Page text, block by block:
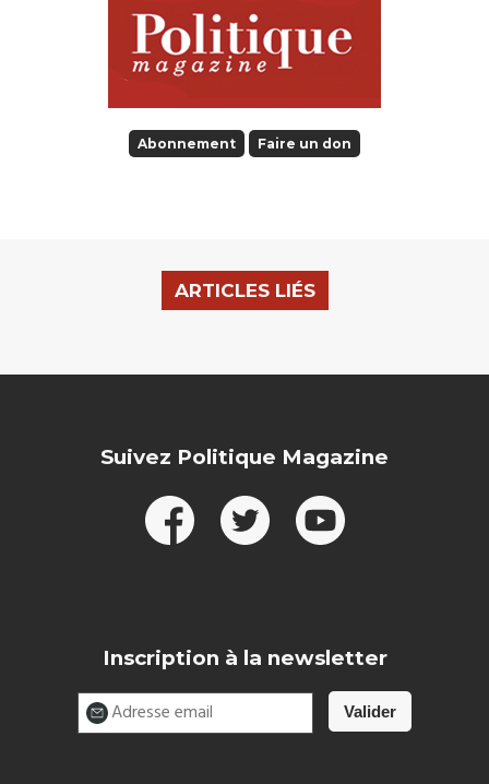
Abonnement Faire un don
ARTICLES LIÉS
Suivez Politique Magazine
Inscription à la newsletter